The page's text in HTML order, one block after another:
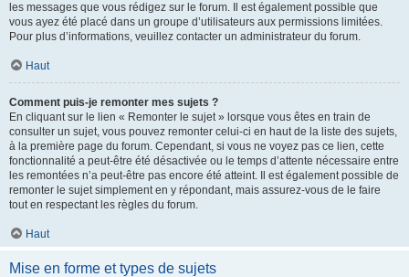
les messages que vous rédigez sur le forum. Il est également possible que
vous ayez été placé dans un groupe d’utilisateurs aux permissions limitées.
Pour plus d’informations, veuillez contacter un administrateur du forum.
Haut
Comment puis-je remonter mes sujets ?
En cliquant sur le lien « Remonter le sujet » lorsque vous êtes en train de
consulter un sujet, vous pouvez remonter celui-ci en haut de la liste des sujets,
à la première page du forum. Cependant, si vous ne voyez pas ce lien, cette
fonctionnalité a peut-être été désactivée ou le temps d’attente nécessaire entre
les remontées n’a peut-être pas encore été atteint. Il est également possible de
remonter le sujet simplement en y répondant, mais assurez-vous de le faire
tout en respectant les règles du forum.
Haut
Mise en forme et types de sujets